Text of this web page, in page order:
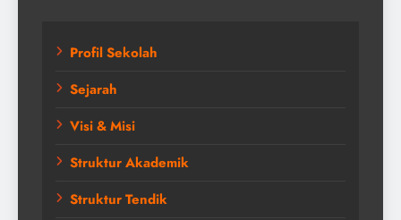
Profil Sekolah
Sejarah
Visi & Misi
Struktur Akademik
Struktur Tendik